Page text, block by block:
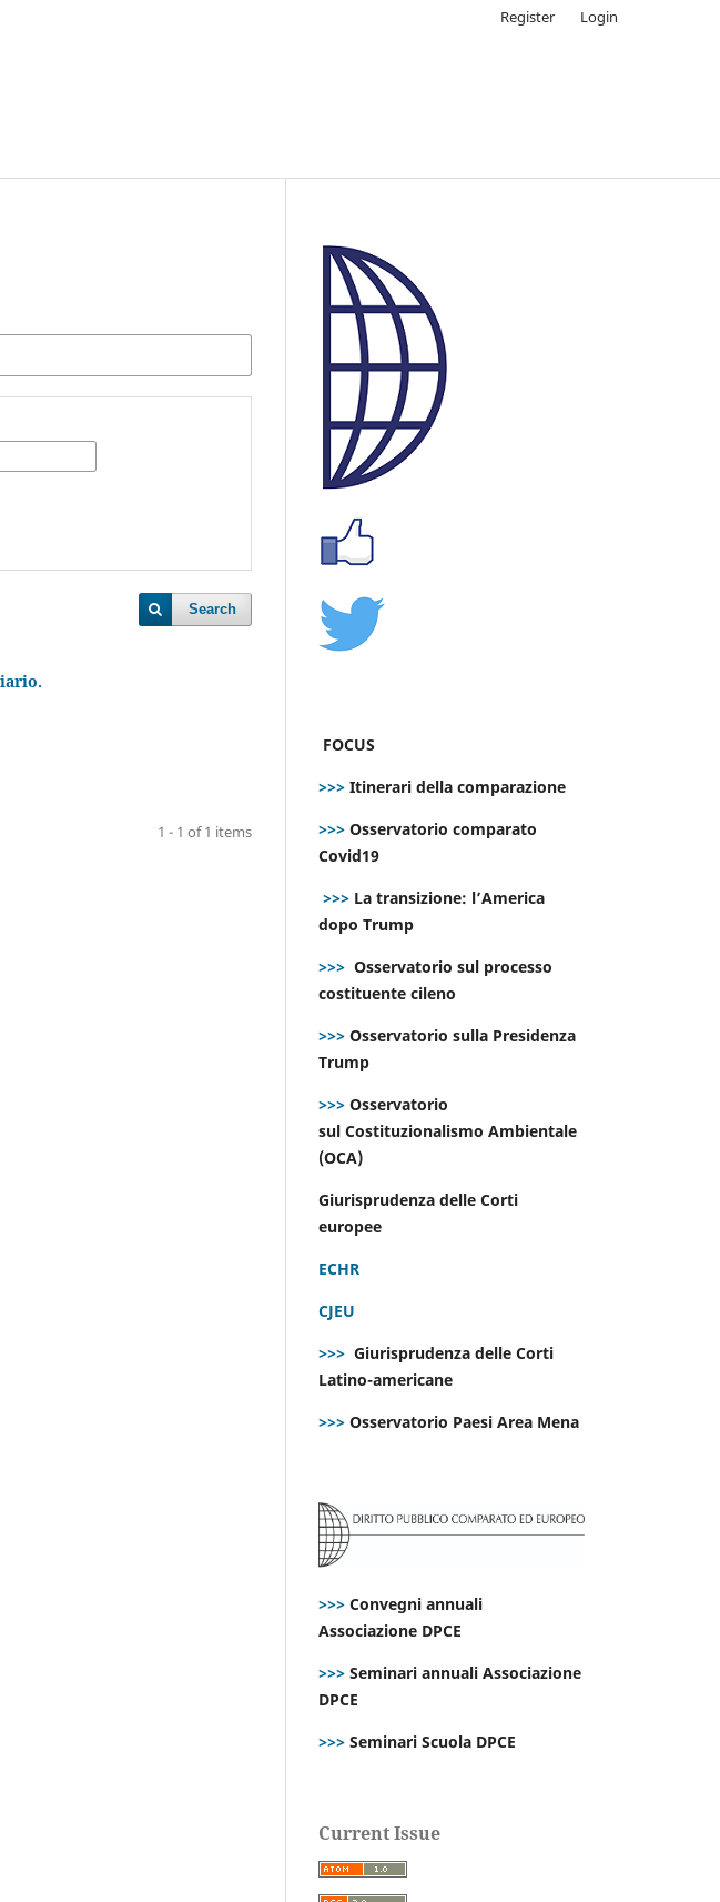
Register Login
Search
1 - 1 of 1 items
FOCUS
>>> Itinerari della comparazione
>>> Osservatorio comparato
Covid19
>>> La transizione: l’America
dopo Trump
>>> Osservatorio sul processo
costituente cileno
>>> Osservatorio sulla Presidenza
Trump
>>> Osservatorio
sul Costituzionalismo Ambientale
(OCA)
Giurisprudenza delle Corti
europee
ECHR
CJEU
>>> Giurisprudenza delle Corti
Latino-americane
>>> Osservatorio Paesi Area Mena
>>> Convegni annuali
Associazione DPCE
>>> Seminari annuali Associazione
DPCE
>>> Seminari Scuola DPCE
Current Issue